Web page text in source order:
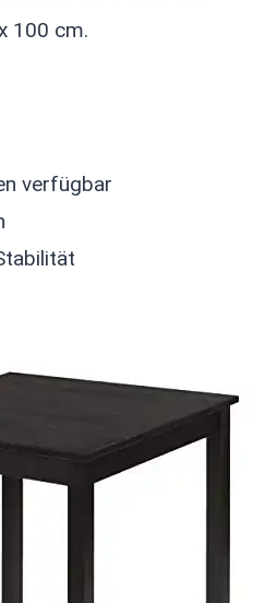
100 cm.
verfügbar